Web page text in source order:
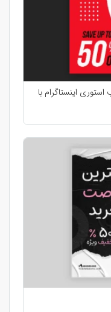
اینستاگرام با